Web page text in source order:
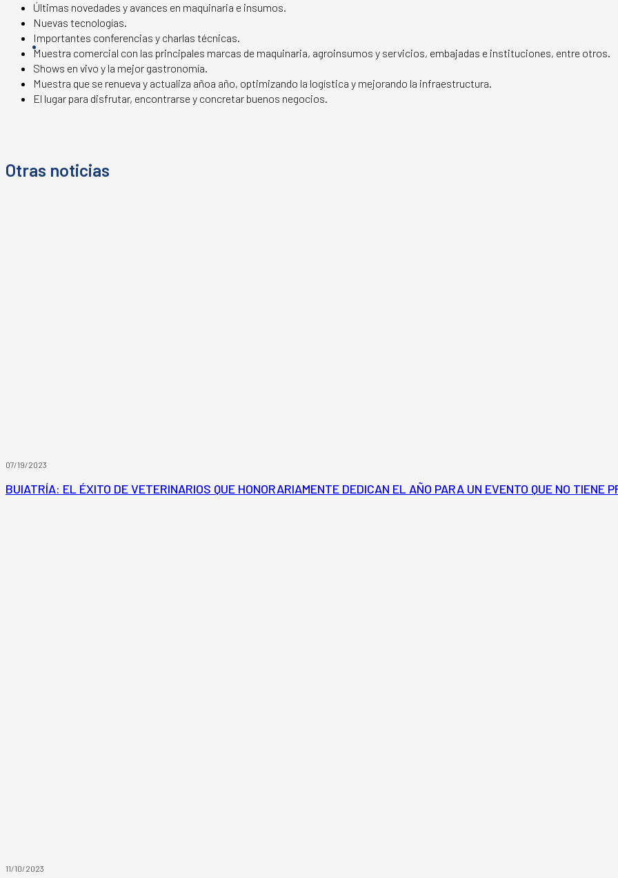
Últimas novedades y avances en maquinaria e insumos.
Nuevas tecnologías.
Importantes conferencias y charlas técnicas.
Muestra comercial con las principales marcas de maquinaria, agroinsumos y servicios, embajadas e instituciones, entre otros.
Shows en vivo y la mejor gastronomía.
Muestra que se renueva y actualiza añoa año, optimizando la logística y mejorando la infraestructura.
El lugar para disfrutar, encontrarse y concretar buenos negocios.
Otras noticias
07/19/2023
BUIATRÍA: EL ÉXITO DE VETERINARIOS QUE HONORARIAMENTE DEDICAN EL AÑO PARA UN EVENTO QUE NO TIENE
11/10/2023